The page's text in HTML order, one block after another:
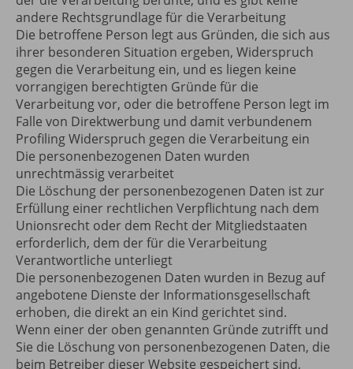
andere Rechtsgrundlage für die Verarbeitung
Die betroffene Person legt aus Gründen, die sich aus
ihrer besonderen Situation ergeben, Widerspruch
gegen die Verarbeitung ein, und es liegen keine
vorrangigen berechtigten Gründe für die
Verarbeitung vor, oder die betroffene Person legt im
Falle von Direktwerbung und damit verbundenem
Profiling Widerspruch gegen die Verarbeitung ein
Die personenbezogenen Daten wurden
unrechtmässig verarbeitet
Die Löschung der personenbezogenen Daten ist zur
Erfüllung einer rechtlichen Verpflichtung nach dem
Unionsrecht oder dem Recht der Mitgliedstaaten
erforderlich, dem der für die Verarbeitung
Verantwortliche unterliegt
Die personenbezogenen Daten wurden in Bezug auf
angebotene Dienste der Informationsgesellschaft
erhoben, die direkt an ein Kind gerichtet sind.
Wenn einer der oben genannten Gründe zutrifft und
Sie die Löschung von personenbezogenen Daten, die
beim Betreiber dieser Website gespeichert sind,